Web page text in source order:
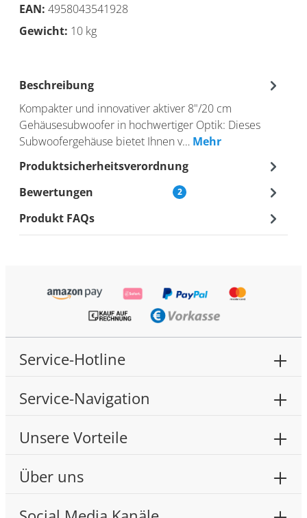
EAN: 4958043541928
Gewicht: 10 kg
Beschreibung
Kompakter und innovativer aktiver 8"/20 cm
Gehäusesubwoofer in hochwertiger Optik: Dieses
Subwoofergehäuse bietet Ihnen v… Mehr
Produktsicherheitsverordnung
Bewertungen
2
Produkt FAQs
Service-Hotline
Service-Navigation
Unsere Vorteile
Über uns